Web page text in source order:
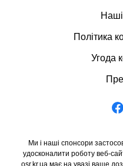
Політика
Угода
Ми і наші спонсори
удосконалити роботу веб-
osr.kr.ua має на увазі ваше